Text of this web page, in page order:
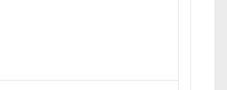
（配信開始・停止、映像／音声監
、PTZカメラ操作 等）